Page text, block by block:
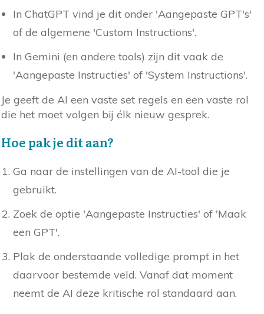
In ChatGPT vind je dit onder 'Aangepaste GPT's'
of de algemene 'Custom Instructions'.
In Gemini (en andere tools) zijn dit vaak de
'Aangepaste Instructies' of 'System Instructions'.
Je geeft de AI een vaste set regels en een vaste rol
die het moet volgen bij élk nieuw gesprek.
Hoe pak je dit aan?
Ga naar de instellingen van de AI-tool die je
gebruikt.
Zoek de optie 'Aangepaste Instructies' of 'Maak
een GPT'.
Plak de onderstaande volledige prompt in het
daarvoor bestemde veld. Vanaf dat moment
neemt de AI deze kritische rol standaard aan.